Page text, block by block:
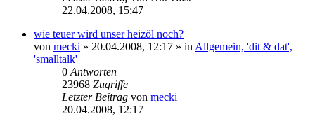
22.04.2008, 15:47
wie teuer wird unser heizöl noch?
von mecki » 20.04.2008, 12:17 » in Allgemein, 'dit & dat',
'smalltalk'
0 Antworten
23968 Zugriffe
Letzter Beitrag von mecki
20.04.2008, 12:17